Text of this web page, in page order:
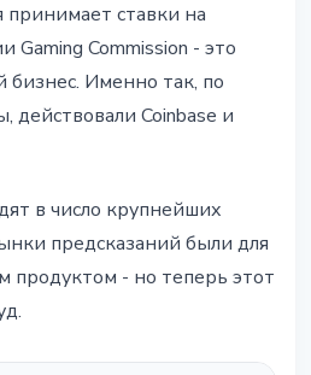
принимает ставки на
Gaming Commission - это
Именно так, по
Coinbase и
в число крупнейших
предсказаний были для
продуктом - но теперь этот